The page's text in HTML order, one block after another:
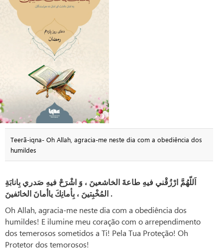
Teerã-iqna- Oh Allah, agracia-me neste dia com a obediência dos
humildes
اَللّهُمَّ ارْزُقْني فيهِ طاعةَ الخاشعينَ ، وَ اشْرَحْ فيهِ صَدري بِانابَةِ
المُخْبِتينَ ، بِأمانِكَ ياأمانَ الخائفينَ
.
Oh Allah, agracia-me neste dia com a obediência dos
humildes! E ilumine meu coração com o arrependimento
dos temerosos sometidos a Ti! Pela Tua Proteção! Oh
Protetor dos temorosos!